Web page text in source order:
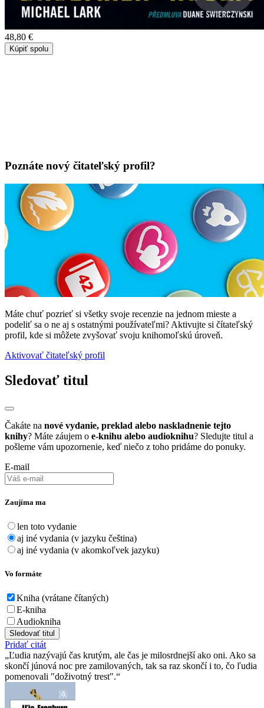
48,80 €
Kúpiť spolu
Poznáte nový čitateľský profil?
Máte chuť pozrieť si všetky svoje recenzie na jednom mieste a
podeliť sa o ne aj s ostatnými používateľmi? Aktivujte si čítateľský
profil, kde si môžete zvyšovať svoju knihomoľskú úroveň.
Aktivovať čitateľský profil
Sledovať titul
Čakáte na nové vydanie, preklad alebo naskladnenie tejto
knihy? Máte záujem o e-knihu alebo audioknihu? Sledujte titul a
pošleme vám upozornenie, keď niečo z toho pridáme do ponuky.
E-mail
Zaujíma ma
len toto vydanie
aj iné vydania (v jazyku čeština)
aj iné vydania (v akomkoľvek jazyku)
Vo formáte
Kniha (vrátane čítaných)
E-kniha
Audiokniha
Sledovať titul
Pridať citát
Ľudia nazývajú čas krutým, ale čas je milosrdnejší ako oni. Ako sa
skončí júnová noc pre zamilovaných, tak sa raz skončí i to, čo ľudia
pomenovali "doživotný trest".